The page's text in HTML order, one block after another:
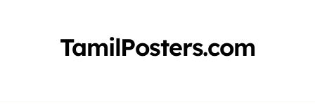
TamilPosters.com